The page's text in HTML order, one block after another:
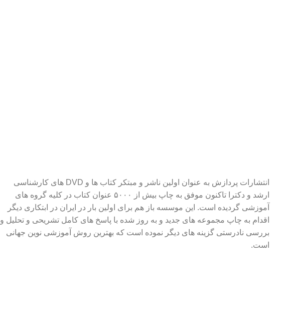
انتشارات پردازش به عنوان اولین ناشر و مبتکر کتاب ها و DVD های کارشناسی
ارشد و دکترا تاکنون موفق به چاپ بیش از ۵۰۰۰ عنوان کتاب در کلیه گروه های
آموزشی گردیده است. این موسسه باز هم برای اولین بار در ایران در ابتکاری دیگر
اقدام به چاپ مجموعه های جدید و به روز شده با پاسخ های کامل تشریحی و تحلیل و
بررسی نادرستی گزینه های دیگر نموده است که بهترین روش آموزشی نوین جهانی
است.